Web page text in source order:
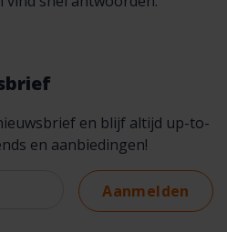
en blijf altijd up-to-
en aanbiedingen!
Aanmelden